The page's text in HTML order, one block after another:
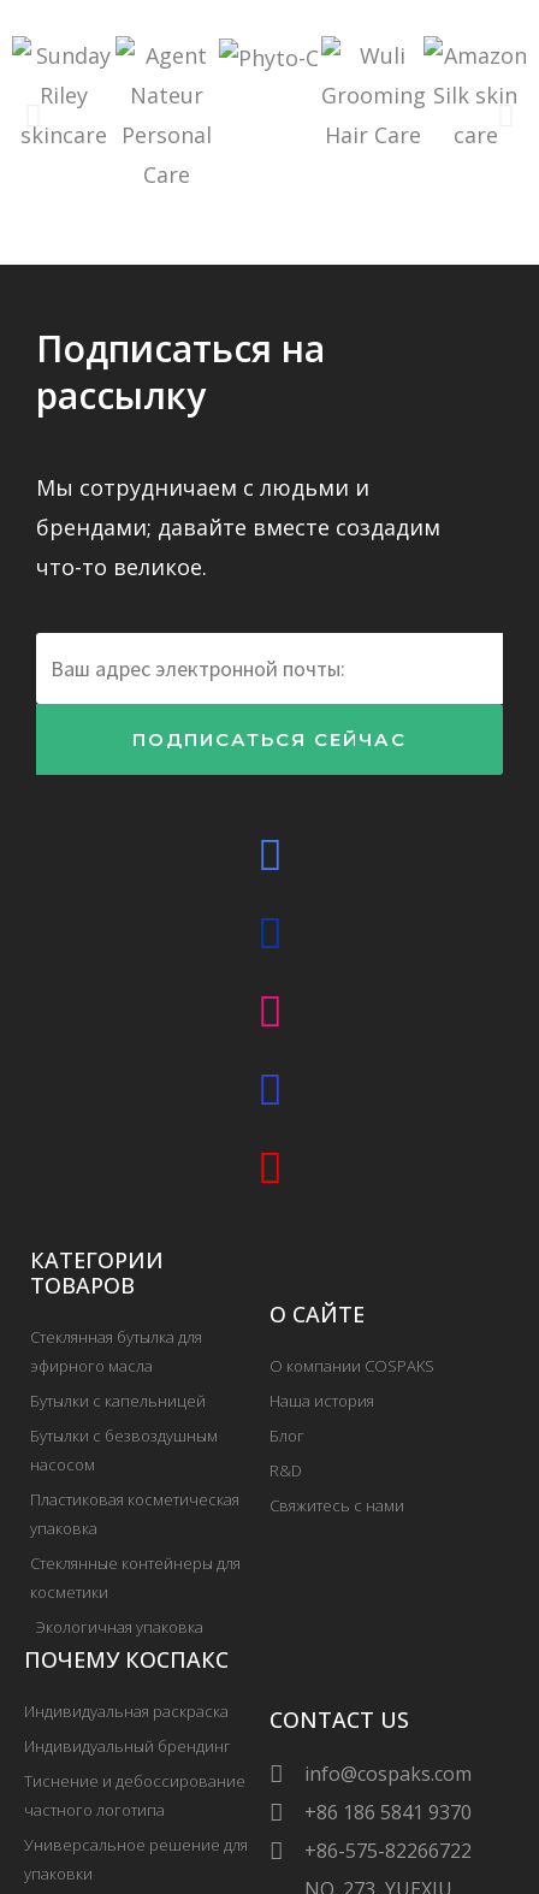
Подписаться на
рассылку
Мы сотрудничаем с людьми и
брендами; давайте вместе создадим
что-то великое.
ПОДПИСАТЬСЯ СЕЙЧАС
КАТЕГОРИИ
ТОВАРОВ
Стеклянная бутылка для
эфирного масла
Бутылки с капельницей
Бутылки с безвоздушным
насосом
Пластиковая косметическая
упаковка
Стеклянные контейнеры для
косметики
Экологичная упаковка
О САЙТЕ
О компании COSPAKS
Наша история
Блог
R&D
Свяжитесь с нами
ПОЧЕМУ КОСПАКС
Индивидуальная раскраска
Индивидуальный брендинг
Тиснение и дебоссирование
частного логотипа
Универсальное решение для
упаковки
CONTACT US
info@cospaks.com
+86 186 5841 9370
+86-575-82266722